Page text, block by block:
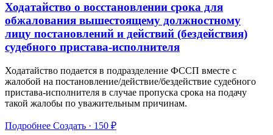
Ходатайство о восстановлении срока для
обжалования вышестоящему должностному
лицу постановлений и действий (бездействия)
судебного пристава-исполнителя
Ходатайство подается в подразделение ФССП вместе с
жалобой на постановление/действие/бездействие судебного
пристава-исполнителя в случае пропуска срока на подачу
такой жалобы по уважительным причинам.
Подробнее Создать · 150 ₽